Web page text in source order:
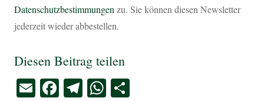
Datenschutzbestimmungen zu. Sie können diesen Newsletter
jederzeit wieder abbestellen.
Diesen Beitrag teilen
EmailFacebook
Telegram
WhatsApp